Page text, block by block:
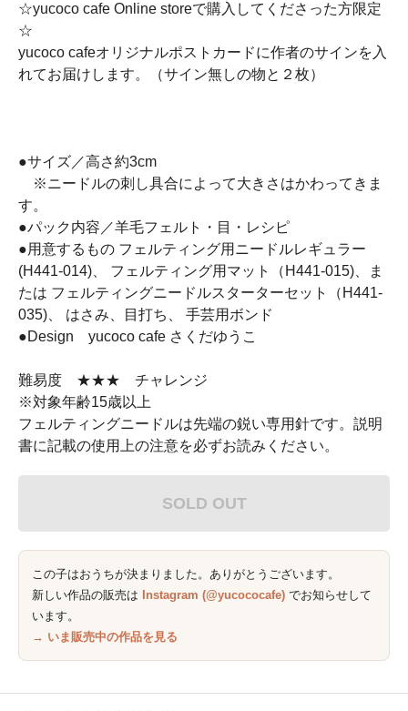
☆yucoco cafe Online storeで購入してくださった方限定
☆
yucoco cafeオリジナルポストカードに作者のサインを入
れてお届けします。（サイン無しの物と２枚）
●サイズ／高さ約3cm
※ニードルの刺し具合によって大きさはかわってきま
す。
●パック内容／羊毛フェルト・目・レシピ
●用意するもの フェルティング用ニードルレギュラー
(H441-014)、 フェルティング用マット（H441-015)、ま
たは フェルティングニードルスターターセット（H441-
035)、 はさみ、目打ち、 手芸用ボンド
●Design yucoco cafe さくだゆうこ
難易度 ★★★ チャレンジ
※対象年齢15歳以上
フェルティングニードルは先端の鋭い専用針です。説明
書に記載の使用上の注意を必ずお読みください。
SOLD OUT
この子はおうちが決まりました。ありがとうございます。
新しい作品の販売は
Instagram (@yucococafe) でお知らせして
います。
→ いま販売中の作品を見る